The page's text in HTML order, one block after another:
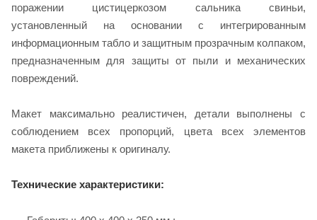
поражении цистицеркозом сальника свиньи,
установленный на основании с интегрированным
информационным табло и защитным прозрачным колпаком,
предназначенным для защиты от пыли и механических
повреждений.
Макет максимально реалистичен, детали выполнены с
соблюдением всех пропорций, цвета всех элементов
макета приближены к оригиналу.
Технические характеристики: